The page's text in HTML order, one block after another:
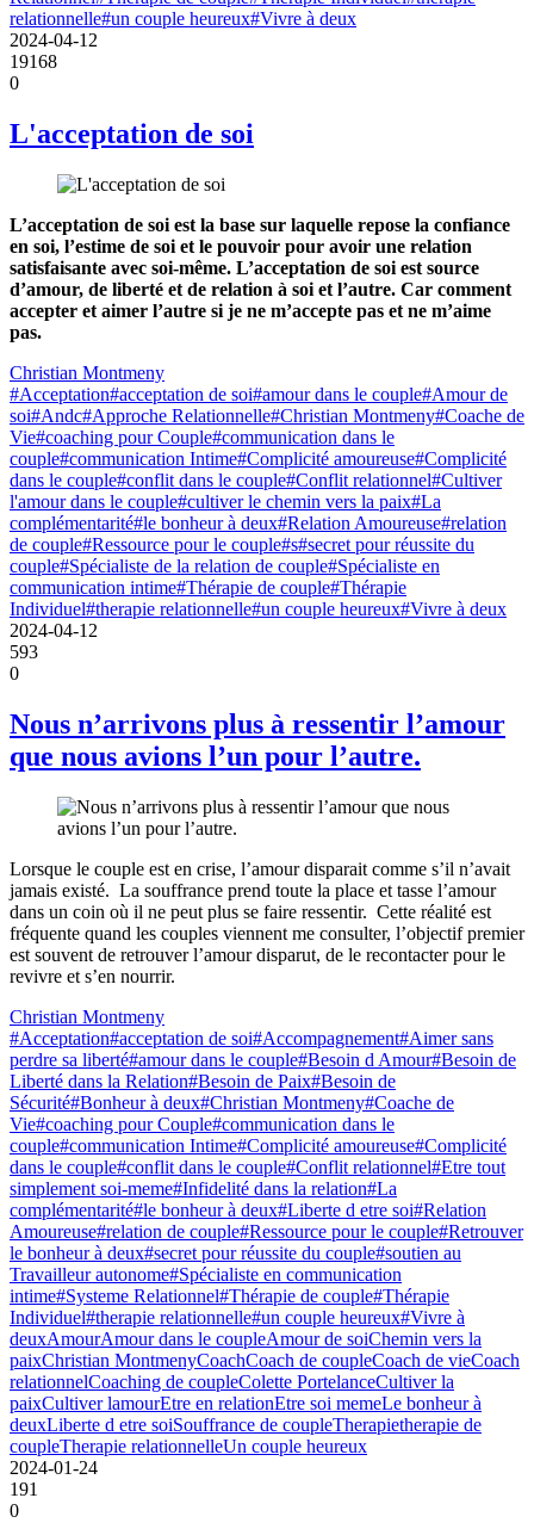
relationnelle#un couple heureux#Vivre à deux
2024-04-12
19168
0
L'acceptation de soi
L’acceptation de soi est la base sur laquelle repose la confiance
en soi, l’estime de soi et le pouvoir pour avoir une relation
satisfaisante avec soi-même. L’acceptation de soi est source
d’amour, de liberté et de relation à soi et l’autre. Car comment
accepter et aimer l’autre si je ne m’accepte pas et ne m’aime
pas.
Christian Montmeny
#Acceptation#acceptation de soi#amour dans le couple#Amour de
soi#Andc#Approche Relationnelle#Christian Montmeny#Coache de
Vie#coaching pour Couple#communication dans le
couple#communication Intime#Complicité amoureuse#Complicité
dans le couple#conflit dans le couple#Conflit relationnel#Cultiver
l'amour dans le couple#cultiver le chemin vers la paix#La
complémentarité#le bonheur à deux#Relation Amoureuse#relation
de couple#Ressource pour le couple#s#secret pour réussite du
couple#Spécialiste de la relation de couple#Spécialiste en
communication intime#Thérapie de couple#Thérapie
Individuel#therapie relationnelle#un couple heureux#Vivre à deux
2024-04-12
593
0
Nous n’arrivons plus à ressentir l’amour
que nous avions l’un pour l’autre.
Lorsque le couple est en crise, l’amour disparait comme s’il n’avait
jamais existé. La souffrance prend toute la place et tasse l’amour
dans un coin où il ne peut plus se faire ressentir. Cette réalité est
fréquente quand les couples viennent me consulter, l’objectif premier
est souvent de retrouver l’amour disparut, de le recontacter pour le
revivre et s’en nourrir.
Christian Montmeny
#Acceptation#acceptation de soi#Accompagnement#Aimer sans
perdre sa liberté#amour dans le couple#Besoin d Amour#Besoin de
Liberté dans la Relation#Besoin de Paix#Besoin de
Sécurité#Bonheur à deux#Christian Montmeny#Coache de
Vie#coaching pour Couple#communication dans le
couple#communication Intime#Complicité amoureuse#Complicité
dans le couple#conflit dans le couple#Conflit relationnel#Etre tout
simplement soi-meme#Infidelité dans la relation#La
complémentarité#le bonheur à deux#Liberte d etre soi#Relation
Amoureuse#relation de couple#Ressource pour le couple#Retrouver
le bonheur à deux#secret pour réussite du couple#soutien au
Travailleur autonome#Spécialiste en communication
intime#Systeme Relationnel#Thérapie de couple#Thérapie
Individuel#therapie relationnelle#un couple heureux#Vivre à
deuxAmourAmour dans le coupleAmour de soiChemin vers la
paixChristian MontmenyCoachCoach de coupleCoach de vieCoach
relationnelCoaching de coupleColette PortelanceCultiver la
paixCultiver lamourEtre en relationEtre soi memeLe bonheur à
deuxLiberte d etre soiSouffrance de coupleTherapietherapie de
coupleTherapie relationnelleUn couple heureux
2024-01-24
191
0